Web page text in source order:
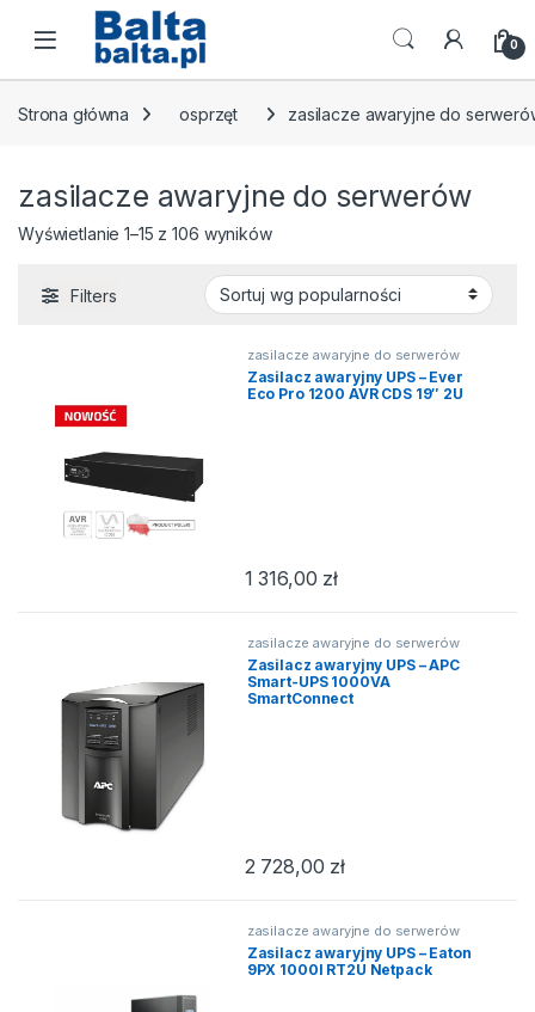
Skip to navigation
Skip to content
Open 0
Strona główna osprzęt zasilacze awaryjne do
zasilacze awaryjne do serwerów
Wyświetlanie 1–15 z 106 wynikówPosortowane według
Filters
zasilacze awaryjne do serwerów
Zasilacz awaryjny UPS – Ever
Eco Pro 1200 AVR CDS 19″ 2U
1 316,00 zł
zasilacze awaryjne do serwerów
Zasilacz awaryjny UPS – APC
Smart-UPS 1000VA
SmartConnect
2 728,00 zł
zasilacze awaryjne do serwerów
Zasilacz awaryjny UPS – Eaton
9PX 1000I RT2U Netpack